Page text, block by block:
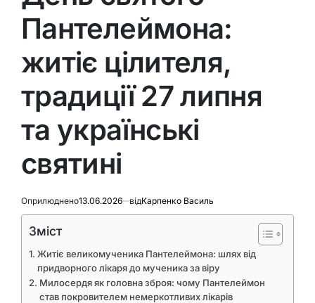
Пантелеймона:
житіє цілителя,
традиції 27 липня
та українські
святині
Оприлюднено13.06.2026 відКарпенко Василь
Зміст
Житіє великомученика Пантелеймона: шлях від
придворного лікаря до мученика за віру
Милосердя як головна зброя: чому Пантелеймон
став покровителем немеркотливих лікарів